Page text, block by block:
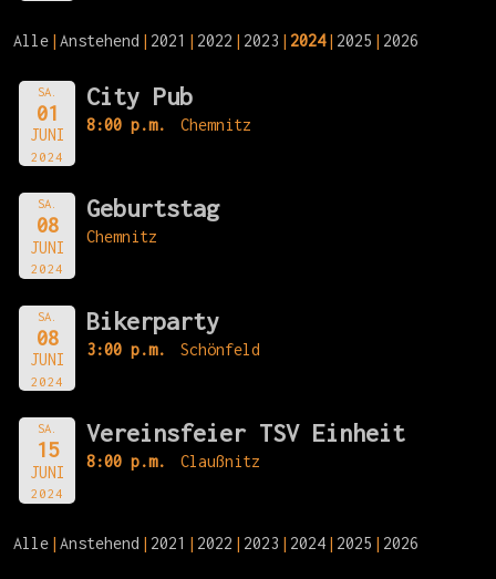
Alle Anstehend 2021 2022 2023 2024 2025 2026
SA.
01
JUNI
2024
City Pub
8:00 p.m. Chemnitz
SA.
08
JUNI
2024
Geburtstag
Chemnitz
SA.
08
JUNI
2024
Bikerparty
3:00 p.m. Schönfeld
SA.
15
JUNI
2024
Vereinsfeier TSV Einheit
8:00 p.m. Claußnitz
Alle Anstehend 2021 2022 2023 2024 2025 2026